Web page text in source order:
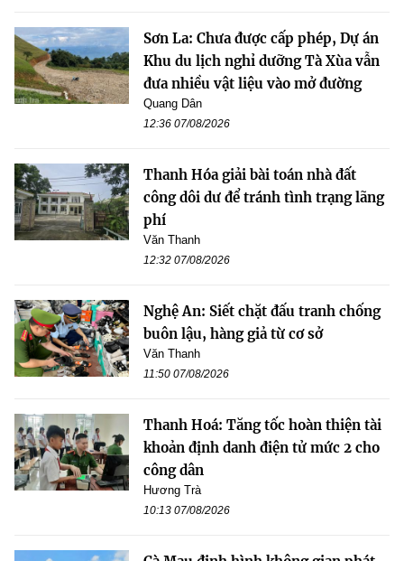
Sơn La: Chưa được cấp phép, Dự án
Khu du lịch nghỉ dưỡng Tà Xùa vẫn
đưa nhiều vật liệu vào mở đường
Quang Dân
12:36 07/08/2026
Thanh Hóa giải bài toán nhà đất
công dôi dư để tránh tình trạng lãng
phí
Văn Thanh
12:32 07/08/2026
Nghệ An: Siết chặt đấu tranh chống
buôn lậu, hàng giả từ cơ sở
Văn Thanh
11:50 07/08/2026
Thanh Hoá: Tăng tốc hoàn thiện tài
khoản định danh điện tử mức 2 cho
công dân
Hương Trà
10:13 07/08/2026